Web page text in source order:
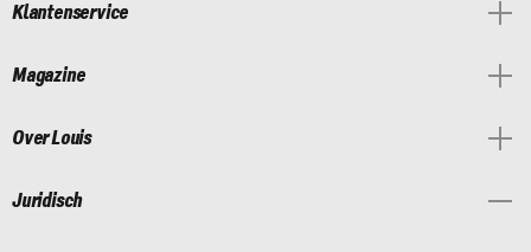
Klantenservice
Magazine
Over Louis
Juridisch